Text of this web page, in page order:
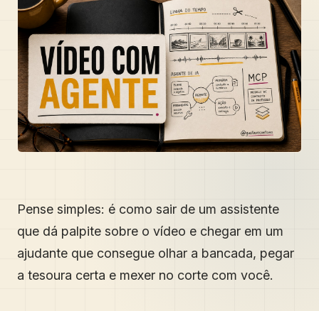
Pense simples: é como sair de um assistente
que dá palpite sobre o vídeo e chegar em um
ajudante que consegue olhar a bancada, pegar
a tesoura certa e mexer no corte com você.